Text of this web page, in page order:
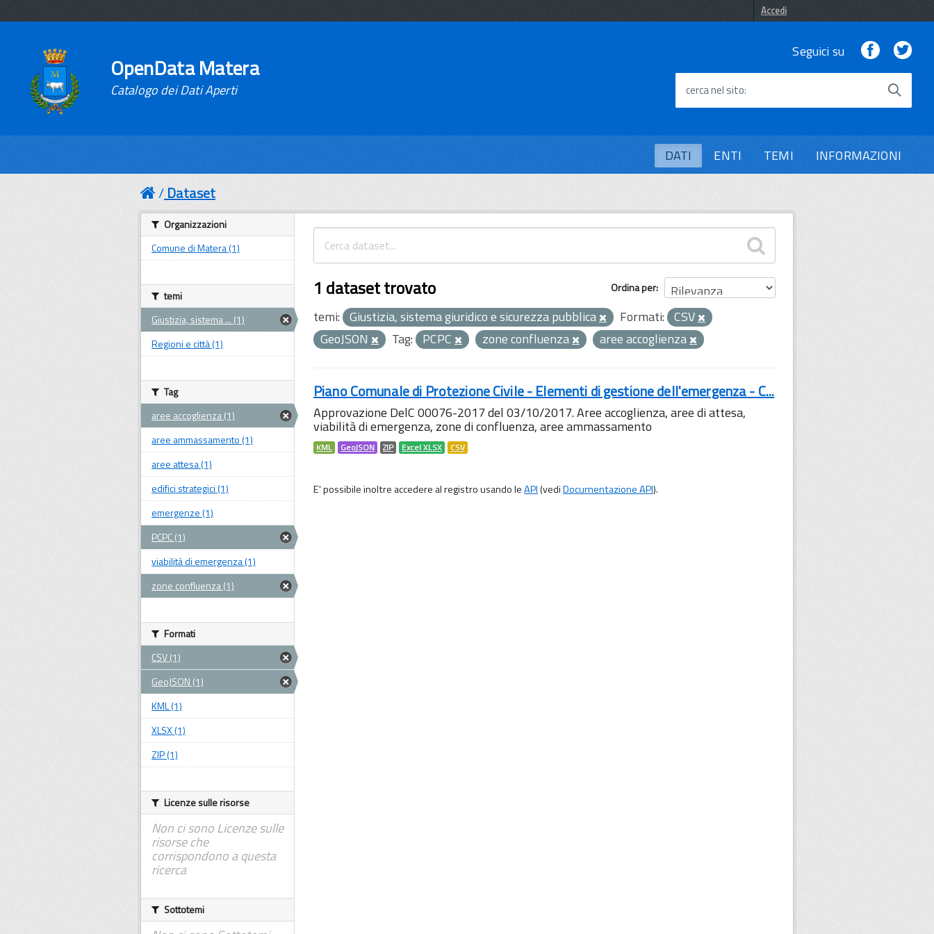
Accedi
OpenData Matera
Catalogo dei Dati Aperti
Seguici su Facebook
cerca nel sito
DATI ENTI TEMI INFORMAZIONI
Dataset
Ordina per
1 dataset trovato
temi: Giustizia, sistema giuridico e sicurezza pubblica Formati: CSV
GeoJSON
Tag: PCPC zone confluenza aree accoglienza
Piano Comunale di Protezione Civile - Elementi di gestione dell'emergenza - C...
Approvazione DelC 00076-2017 del 03/10/2017. Aree accoglienza, aree di attesa,
viabilità di emergenza, zone di confluenza, aree ammassamento
KML GeoJSON ZIP Excel XLSX CSV
E' possibile inoltre accedere al registro usando leAPI(vediDocumentazione API).
Organizzazioni
Comune di Matera (1)
temi
Giustizia, sistema ... (1)
Regioni e città (1)
Tag
aree accoglienza (1)
aree ammassamento (1)
aree attesa (1)
edifici strategici (1)
emergenze (1)
PCPC (1)
viabilità di emergenza (1)
zone confluenza (1)
Formati
CSV (1)
GeoJSON (1)
KML (1)
XLSX (1)
ZIP (1)
Licenze sulle risorse
Non ci sono Licenze sulle
risorse che
corrispondono a questa
ricerca
Sottotemi